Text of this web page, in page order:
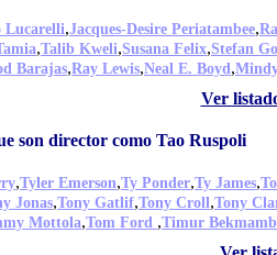
Lucarelli,Jacques-Desire Periatambee,
,Talib Kweli,Susana Felix,Stefan
Barajas,Ray Lewis,Neal E. Boyd,
Ver
son director como Tao Ruspoli
,Tyler Emerson,Ty Ponder,Ty James,
Jonas,Tony Gatlif,Tony Croll,Tony
Mottola,Tom Ford ,Timur